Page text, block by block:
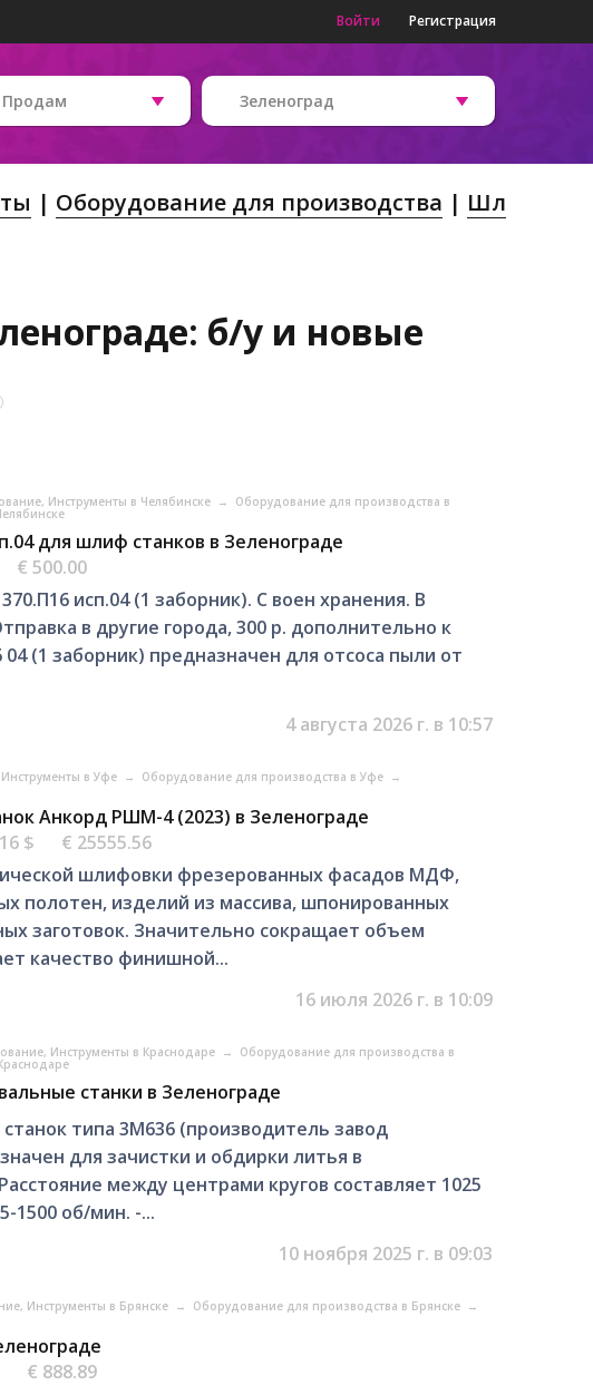
Войти Регистрация
Зеленоград
Оборудование для производства
Шл
б/у и новые
Инструменты в Челябинске → Оборудование для производства в
для шлиф станков в Зеленограде
€ 500.00
исп.04 (1 заборник). С воен хранения. В
в другие города, 300 р. дополнительно к
(1 заборник) предназначен для отсоса пыли от
4 августа 2026 г. в 10:57
в Уфе → Оборудование для производства в Уфе →
Анкорд РШМ-4 (2023) в Зеленограде
$
€ 25555.56
шлифовки фрезерованных фасадов МДФ,
полотен, изделий из массива, шпонированных
заготовок. Значительно сокращает объем
качество финишной...
16 июля 2026 г. в 10:09
Инструменты в Краснодаре → Оборудование для производства в
станки в Зеленограде
типа 3М636 (производитель завод
для зачистки и обдирки литья в
между центрами кругов составляет 1025
1500 об/мин. -...
10 ноября 2025 г. в 09:03
Инструменты в Брянске → Оборудование для производства в Брянске →
€ 888.89